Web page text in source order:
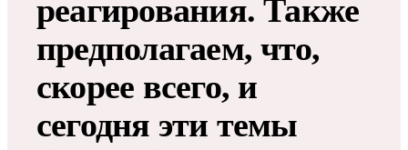
реагирования. Также
предполагаем, что,
скорее всего, и
сегодня эти темы